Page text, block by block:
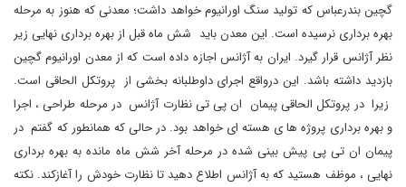
گچین بندرعباس که تولید سنگ اورانیوم خواهد داشت؛ معدنی که هنوز به مرحله
بهره برداری نرسیده است. این معدن باید شش ماه قبل از بهره برداری نهایی زیر
نظر آژانس قرار گیرد. ایران به آژانس اجازه داده است که از معدن اورانیوم گچین
بازدید داشته باشد. این درواقع اجرای داوطلبانه بخشی از پروتکل الحاقی است.
زیرا در پروتکل الحاقی پیمان ان پی تی نظارت آژانس در مرحله طراحی ، اجرا
و بهره برداری پروژه ها ی هسته ای خواهد بود. در حالی که همانطور که گفتم در
پیمان ان تی پی پیش بینی شده در مرحله آخر شش ماه مانده به بهره برداری
نهایی ، موظف هستید که به آژانس اطلاع دهید تا نظارت خودش را آغازکند. نکته